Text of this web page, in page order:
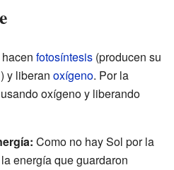
fotosíntesis (producen su
y liberan oxígeno. Por la
oxígeno y liberando
Como no hay Sol por la
energía que guardaron